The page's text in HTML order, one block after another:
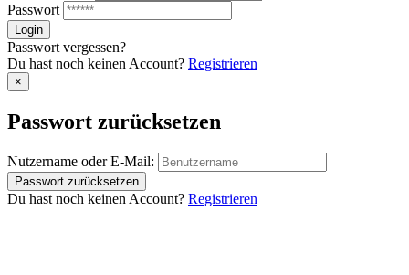
Passwort
Passwort vergessen?
Du hast noch keinen Account? Registrieren
×
Passwort zurücksetzen
Nutzername oder E-Mail:
Du hast noch keinen Account? Registrieren